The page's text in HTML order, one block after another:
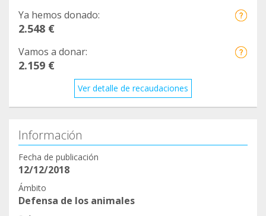
Ya hemos donado:
2.548 €
Vamos a donar:
2.159 €
Ver detalle de recaudaciones
Información
Fecha de publicación
12/12/2018
Ámbito
Defensa de los animales